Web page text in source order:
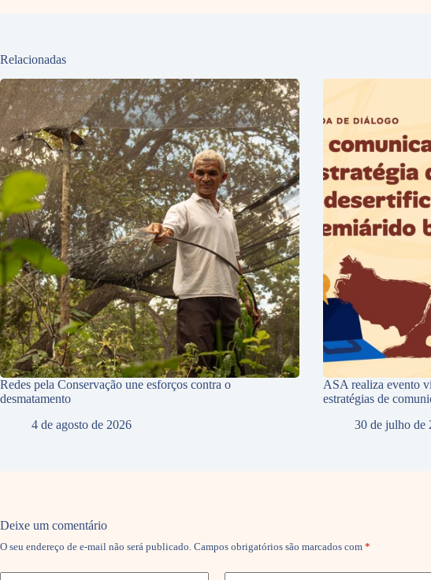
Relacionadas
Redes pela Conservação une esforços contra o
desmatamento
4 de agosto de 2026
ASA realiza evento
estratégias de
30 de julho de
Deixe um comentário
O seu endereço de e-mail não será publicado. Campos obrigatórios são marcados com *